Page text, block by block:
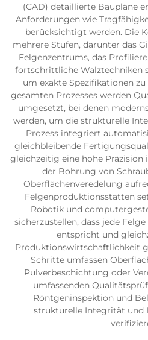
(CAD) detaillierte Baupläne
Anforderungen wie
berücksichtigt werden. Die
mehrere Stufen, darunter das
Felgenzentrums, das
fortschrittliche Walztechniken
um exakte Spezifikationen
gesamten Prozesses werden
umgesetzt, bei denen
werden, um die strukturelle
Prozess integriert
gleichbleibende
gleichzeitig eine hohe
der Bohrung von
Oberflächenveredelung
Felgenproduktionsstätten
Robotik und
sicherzustellen, dass jede
entspricht und
Produktionswirtschaftlichkeit
Schritte umfassen
Pulverbeschichtung oder
umfassenden
Röntgeninspektion und
strukturelle Integrität und